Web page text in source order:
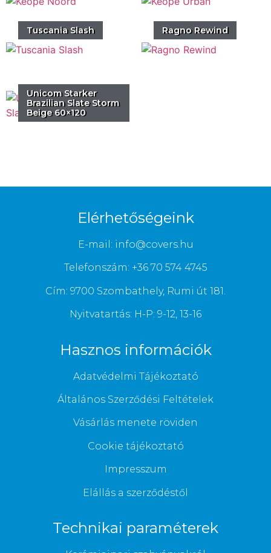
Tuscania Slash Ragno Rewind
Unicom Starker
Brazilian Slate Storm
Beige 60×120
Elérhetőségeink
E-mail: info@covers.hu
Telefonszám: +36 70 574 4745
Cím: 9700 Szombathely, Rumi út 181.
Nyitvatartás: H-P: 9-12, 13-16
Hasznos információk
Adatvédelmi Tájékoztató
Általános Szerződési Feltételek
Vásárlás menete röviden
Cookie tájékoztató
Impresszum
Elállás a szerződéstől
Technikai paraméterek